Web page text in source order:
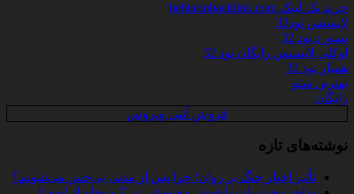
خرید بک لینک behtarinbacklink.com
لایسنس نود32
پسورد نود 32
اوکلی لایسنس رایگان نود 32
همیار نود 32
بهترین سئو
رایگان
فروش آنتی ویروس
نوشته‌های تازه
تأثیر اخبار جنگ بر روان؛ چرا پس از مدتی بی‌حس می‌شویم؟